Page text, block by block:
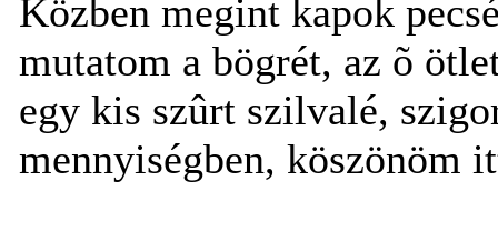
Közben megint kapok
mutatom a bögrét, az õ
egy kis szûrt szilvalé,
mennyiségben, köszönöm